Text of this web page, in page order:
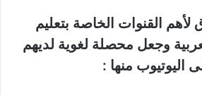
القنوات الخاصة بتعليم
وجعل محصلة لغوية لديهم
اليوتيوب منها :